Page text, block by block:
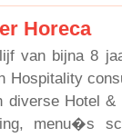
Horeca
van bijna 8
Hospitality
diverse Hotel
menu�s